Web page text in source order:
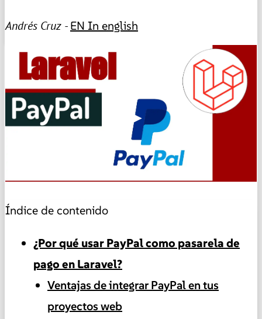
Andrés Cruz -EN In english
▶
Índice de contenido
¿Por qué usar PayPal como pasarela de
pago en Laravel?
Ventajas de integrar PayPal en tus
proyectos web